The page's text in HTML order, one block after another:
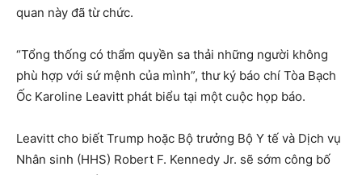
quan này đã từ chức.
“Tổng thống có thẩm quyền sa thải những người không
phù hợp với sứ mệnh của mình”, thư ký báo chí Tòa Bạch
Ốc Karoline Leavitt phát biểu tại một cuộc họp báo.
Leavitt cho biết Trump hoặc Bộ trưởng Bộ Y tế và Dịch vụ
Nhân sinh (HHS) Robert F. Kennedy Jr. sẽ sớm công bố